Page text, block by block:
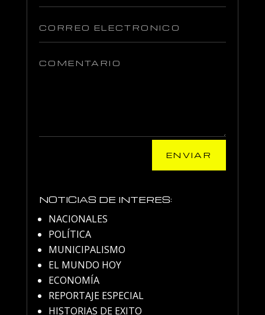
ENVIAR
NOTICIAS DE INTERES:
NACIONALES
POLÍTICA
MUNICIPALISMO
EL MUNDO HOY
ECONOMÍA
REPORTAJE ESPECIAL
HISTORIAS DE EXITO